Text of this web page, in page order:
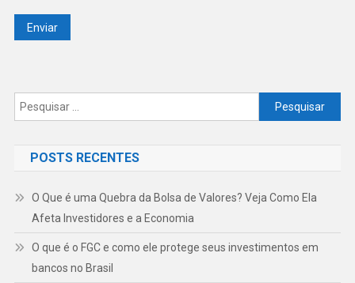
Pesquisar
por:
POSTS RECENTES
O Que é uma Quebra da Bolsa de Valores? Veja Como Ela
Afeta Investidores e a Economia
O que é o FGC e como ele protege seus investimentos em
bancos no Brasil